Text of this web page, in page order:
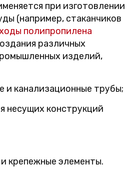
при изготовлении
(например, стаканчиков
полипропилена
различных
изделий,
и канализационные трубы;
несущих конструкций
крепежные элементы.